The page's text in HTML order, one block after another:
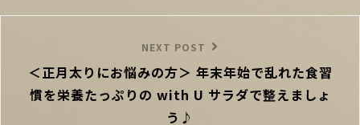
Post
NEXT POST
＜正月太りにお悩みの方＞ 年末年始で乱れた食習
慣を栄養たっぷりの with U サラダで整えましょ
う♪